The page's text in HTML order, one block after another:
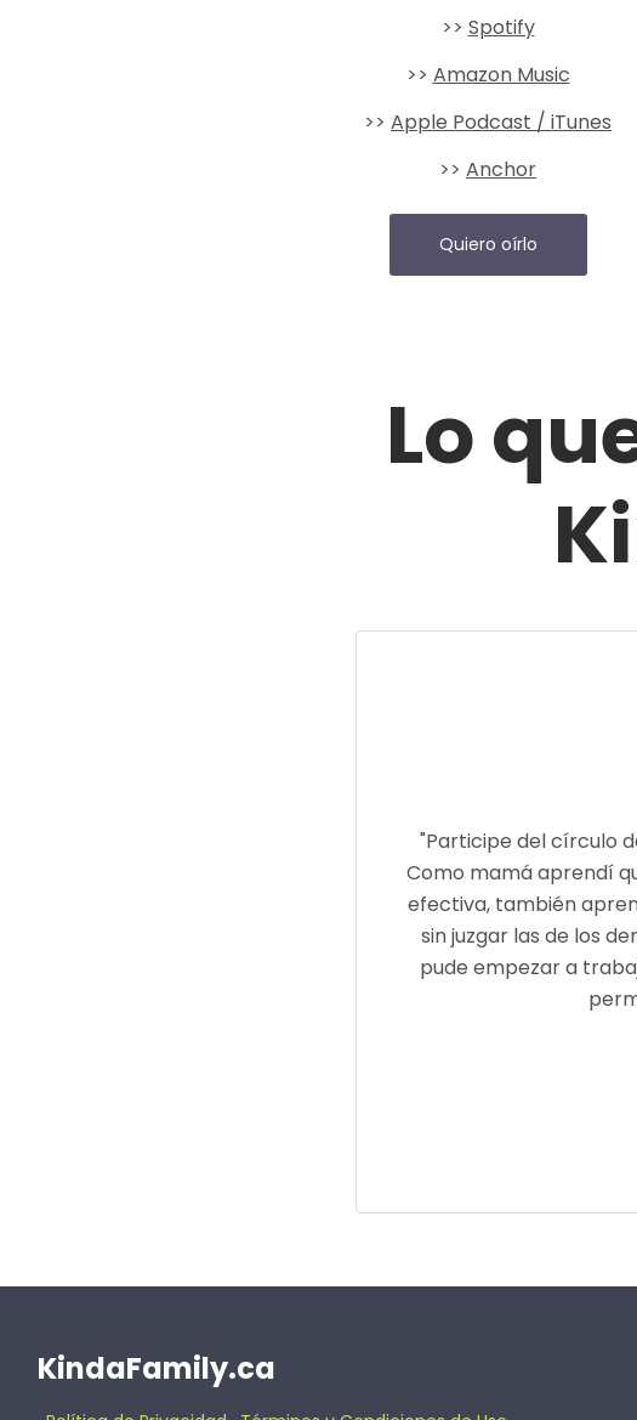
>> Spotify
>> Amazon Music
>> Apple Podcast / iTunes
>> Anchor
Quiero oírlo
Lo
"Participe del círculo de crianza y me dio herramientas para
mamá aprendí que mis hijos no necesitan una mamá
también aprendí a reconocer mis emociones y a
sin juzgar las de los demás. Gracias al círculo de crianza entendí
pude empezar a trabajar en lo que ella necesitaba, todas las
permitido ver mi vida de una manera diferente."
KindaFamily.ca